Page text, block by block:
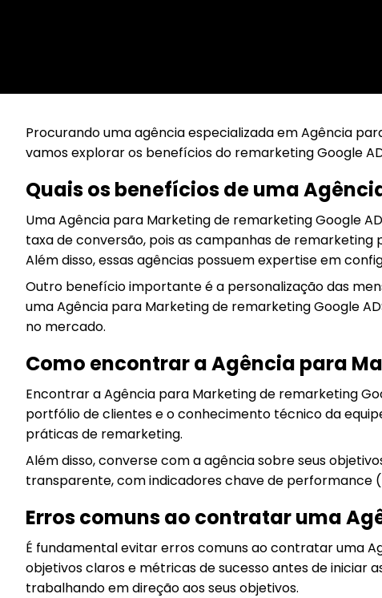
Procurando uma agência especializada em Agência
vamos explorar os benefícios do remarketing Google
Quais os benefícios de uma
Uma Agência para Marketing de remarketing Google
taxa de conversão, pois as campanhas de
Além disso, essas agências possuem expertise em
Outro benefício importante é a personalização das
uma Agência para Marketing de remarketing Google
no mercado.
Como encontrar a Agência para
Encontrar a Agência para Marketing de remarketing
portfólio de clientes e o conhecimento técnico da
práticas de remarketing.
Além disso, converse com a agência sobre seus
transparente, com indicadores chave de performance
Erros comuns ao contratar uma
É fundamental evitar erros comuns ao contratar uma
objetivos claros e métricas de sucesso antes de iniciar
trabalhando em direção aos seus objetivos.